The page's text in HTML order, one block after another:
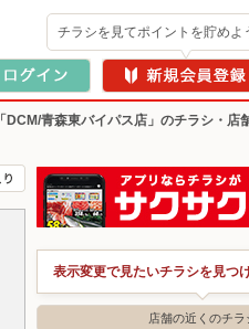
チラシを見てポイントを貯めよ
「DCM/青森東バイパス店」のチラシ・店
表示変更で見たいチラシを見つ
店舗の近くのチラ